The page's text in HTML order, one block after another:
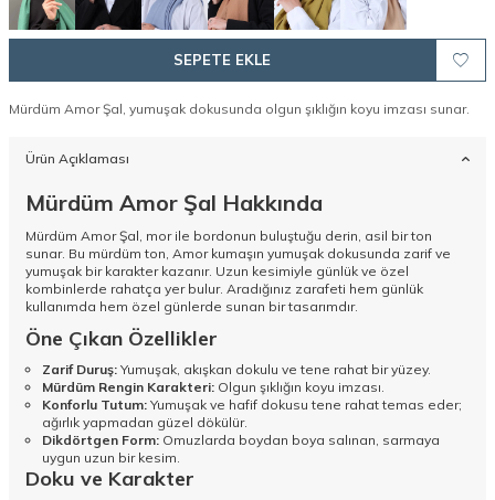
SEPETE EKLE
Mürdüm Amor Şal, yumuşak dokusunda olgun şıklığın koyu imzası sunar.
Ürün Açıklaması
Mürdüm Amor Şal Hakkında
Mürdüm Amor Şal, mor ile bordonun buluştuğu derin, asil bir ton
sunar. Bu mürdüm ton, Amor kumaşın yumuşak dokusunda zarif ve
yumuşak bir karakter kazanır. Uzun kesimiyle günlük ve özel
kombinlerde rahatça yer bulur. Aradığınız zarafeti hem günlük
kullanımda hem özel günlerde sunan bir tasarımdır.
Öne Çıkan Özellikler
Zarif Duruş: Yumuşak, akışkan dokulu ve tene rahat bir yüzey.
Mürdüm Rengin Karakteri: Olgun şıklığın koyu imzası.
Konforlu Tutum: Yumuşak ve hafif dokusu tene rahat temas eder;
ağırlık yapmadan güzel dökülür.
Dikdörtgen Form: Omuzlarda boydan boya salınan, sarmaya
uygun uzun bir kesim.
Doku ve Karakter